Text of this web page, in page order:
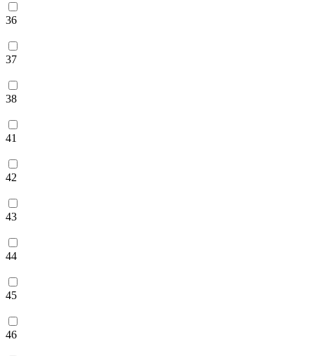
36
37
38
41
42
43
44
45
46